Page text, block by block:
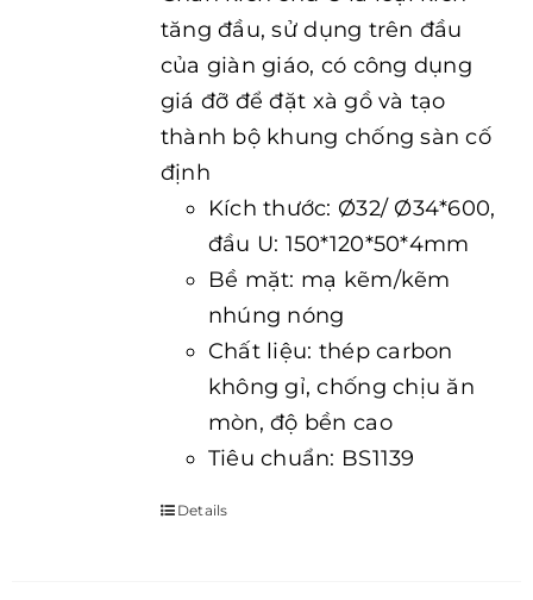
tăng đầu, sử dụng trên đầu
của giàn giáo, có công dụng
giá đỡ để đặt xà gồ và tạo
thành bộ khung chống sàn cố
định
Kích thước: Ø32/ Ø34*600,
đầu U: 150*120*50*4mm
Bề mặt: mạ kẽm/kẽm
nhúng nóng
Chất liệu: thép carbon
không gỉ, chống chịu ăn
mòn, độ bền cao
Tiêu chuẩn: BS1139
Details